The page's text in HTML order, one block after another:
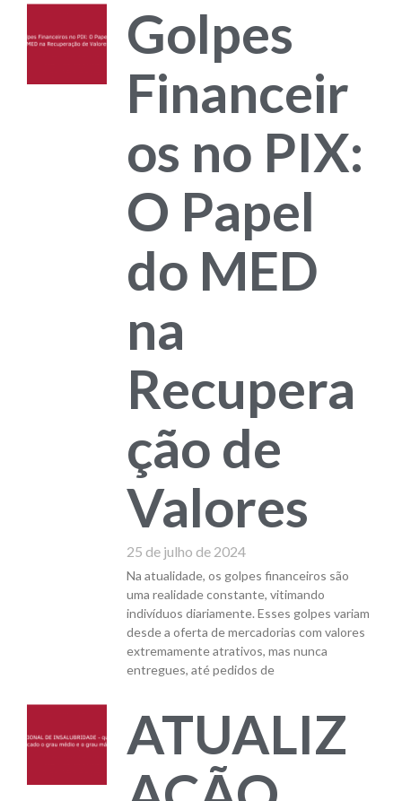
Golpes
Financeir
os no PIX:
O Papel
do MED
na
Recupera
ção de
Valores
25 de julho de 2024
Na atualidade, os golpes financeiros são
uma realidade constante, vitimando
indivíduos diariamente. Esses golpes variam
desde a oferta de mercadorias com valores
extremamente atrativos, mas nunca
entregues, até pedidos de
ATUALIZ